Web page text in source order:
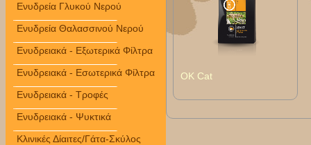
Ενυδρεία Γλυκού Νερού
Ενυδρεία Θαλασσινού Νερού
Ενυδρειακά - Εξωτερικά Φίλτρα
Ενυδρειακά - Εσωτερικά Φίλτρα
Ενυδρειακά - Τροφές
Ενυδρειακά - Ψυκτικά
Κλινικές Δίαιτες/Γάτα-Σκύλος
OK Cat